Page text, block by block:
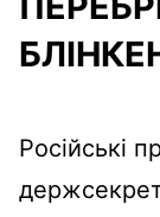
Російські